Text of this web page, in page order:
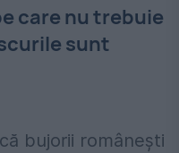
care nu trebuie
sunt
bujorii românești